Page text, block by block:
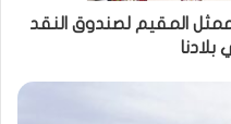
المقيم لصندوق النقد